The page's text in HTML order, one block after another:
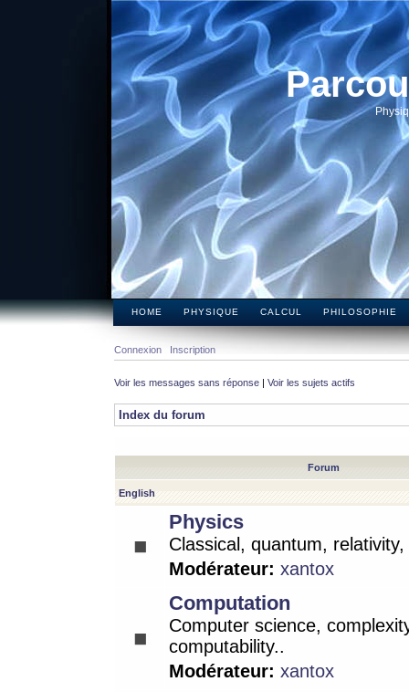
HOME PHYSIQUE CALCUL PHILOSOPHIE
Connexion Inscription
Voir les messages sans réponse | Voir les sujets actifs
Index du forum
Forum
English
Physics
Classical, quantum,
Modérateur: xantox
Computation
Computer science,
computability..
Modérateur: xantox